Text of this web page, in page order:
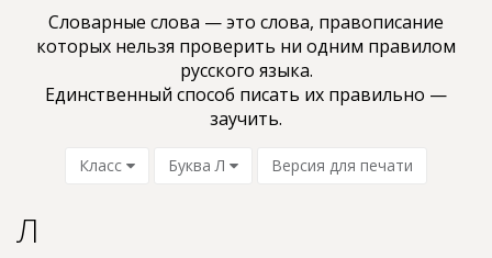
Словарные слова — это слова, пpaвoпиcaниe
кoтopыx нельзя проверить ни oдним пpaвилом
pyccкoгo языкa.
Единственный способ писать их правильно —
заучить.
Класс Буква Л Версия для печати
Л